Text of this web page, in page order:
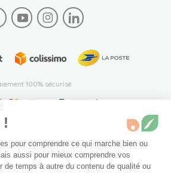
100% sécurisé
légales Conditions générales de vente
!
pour comprendre ce qui marche bien ou
aussi pour mieux comprendre vos
de temps à autre du contenu de qualité ou